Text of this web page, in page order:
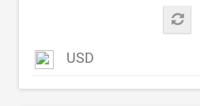
USD